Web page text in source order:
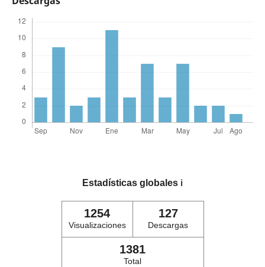
Estadísticas globales ℹ️
1254
Visualizaciones
127
Descargas
1381
Total